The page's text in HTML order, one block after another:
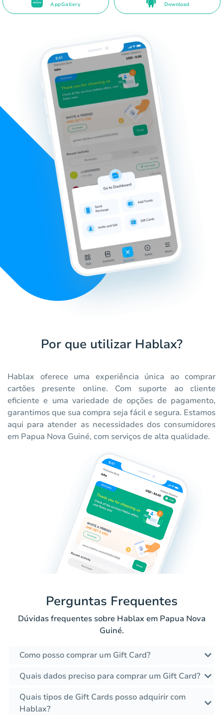
AppGallery Download
Por que utilizar Hablax?
Hablax oferece uma experiência única ao comprar
cartões presente online. Com suporte ao cliente
eficiente e uma variedade de opções de pagamento,
garantimos que sua compra seja fácil e segura. Estamos
aqui para atender as necessidades dos consumidores
em Papua Nova Guiné, com serviços de alta qualidade.
Perguntas Frequentes
Dúvidas frequentes sobre Hablax em Papua Nova
Guiné.
Como posso comprar um Gift Card?
Quais dados preciso para comprar um Gift Card?
Quais tipos de Gift Cards posso adquirir com
Hablax?